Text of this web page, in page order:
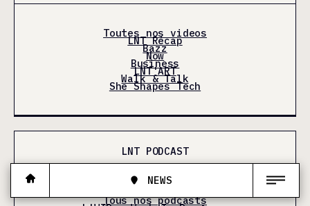
NEWS
Toutes nos videos
LNT Récap
Bazz
Now
Business
LNT'ART
Walk & Talk
She Shapes Tech
LNT PODCAST
Tous nos podcasts